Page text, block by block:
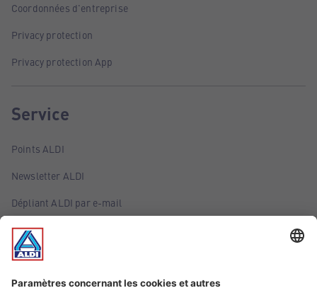
Coordonnées d'entreprise
Privacy protection
Privacy protection App
Service
Points ALDI
Newsletter ALDI
Dépliant ALDI par e-mail
Offres
Infos essentielles